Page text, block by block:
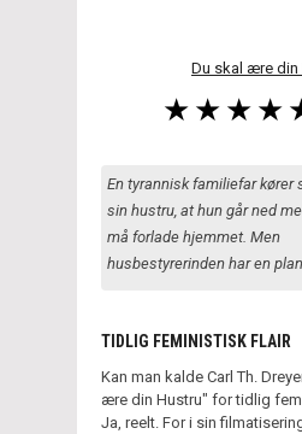
Du skal ære din
En tyrannisk familiefar kører
sin hustru, at hun går ned
må forlade hjemmet. Men
husbestyrerinden har en plan.
TIDLIG FEMINISTISK FLAIR
Kan man kalde Carl Th.
ære din Hustru" for tidlig
Ja, reelt. For i sin